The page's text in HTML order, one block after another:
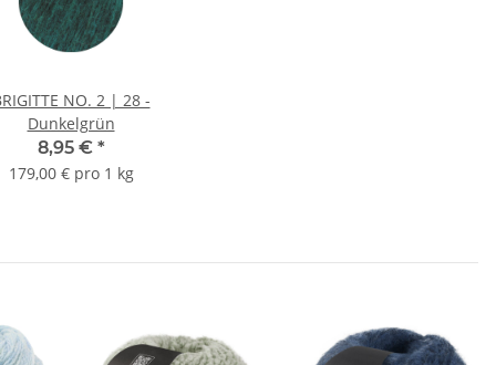
NO. 2 | 28 -
Dunkelgrün
8,95 € *
179,00 € pro 1 kg